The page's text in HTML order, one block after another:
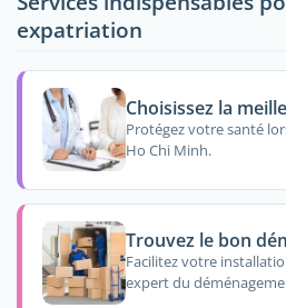
expatriation
Choisissez la
Protégez votre santé
Ho Chi Minh.
Trouvez le bon
Facilitez votre
expert du